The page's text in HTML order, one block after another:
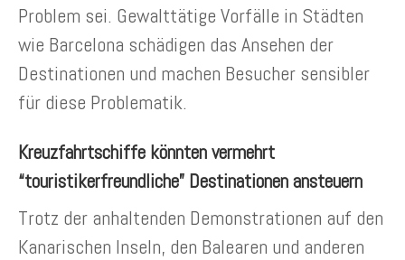
Problem sei. Gewalttätige Vorfälle in Städten
wie Barcelona schädigen das Ansehen der
Destinationen und machen Besucher sensibler
für diese Problematik.
Kreuzfahrtschiffe könnten vermehrt
“touristikerfreundliche” Destinationen ansteuern
Trotz der anhaltenden Demonstrationen auf den
Kanarischen Inseln, den Balearen und anderen